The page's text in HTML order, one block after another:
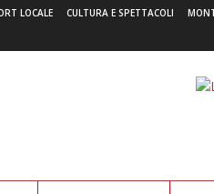
LOCALE CULTURA E SPETTACOLI